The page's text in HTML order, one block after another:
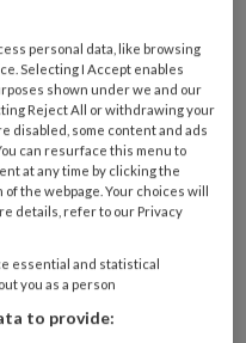
personal data, like browsing
Selecting I Accept enables
shown under we and our
Reject All or withdrawing your
disabled, some content and ads
can resurface this menu to
at any time by clicking the
the webpage. Your choices will
details, refer to our Privacy
essential and statistical
you as a person
to provide: